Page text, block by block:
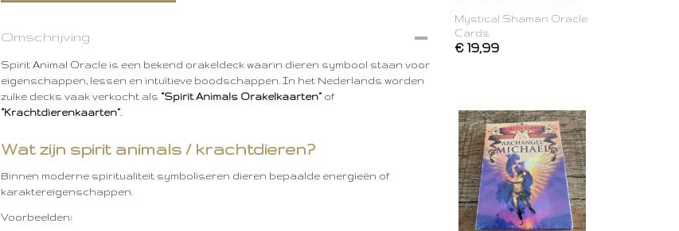
Omschrijving
Spirit Animal Oracle is een bekend orakeldeck waarin dieren symbool staan voor
eigenschappen, lessen en intuïtieve boodschappen. In het Nederlands worden
zulke decks vaak verkocht als “Spirit Animals Orakelkaarten” of
“Krachtdierenkaarten”
Wat zijn spirit animals / krachtdieren?
Binnen moderne spiritualiteit symboliseren dieren bepaalde energieën of
karaktereigenschappen.
Voorbeelden:
Mystical Shaman Oracle
Cards
€ 19,99